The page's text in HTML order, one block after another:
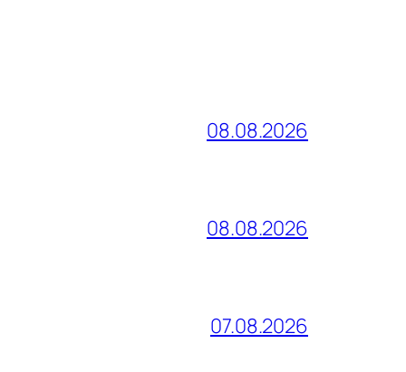
08.08.2026
08.08.2026
07.08.2026